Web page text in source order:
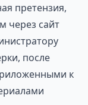
претензия,
через сайт
после
к